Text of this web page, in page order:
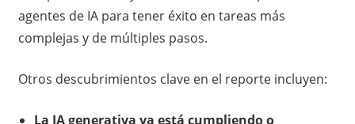
agentes de IA para tener éxito en tareas más
complejas y de múltiples pasos.
Otros descubrimientos clave en el reporte incluyen:
La IA generativa ya está cumpliendo o